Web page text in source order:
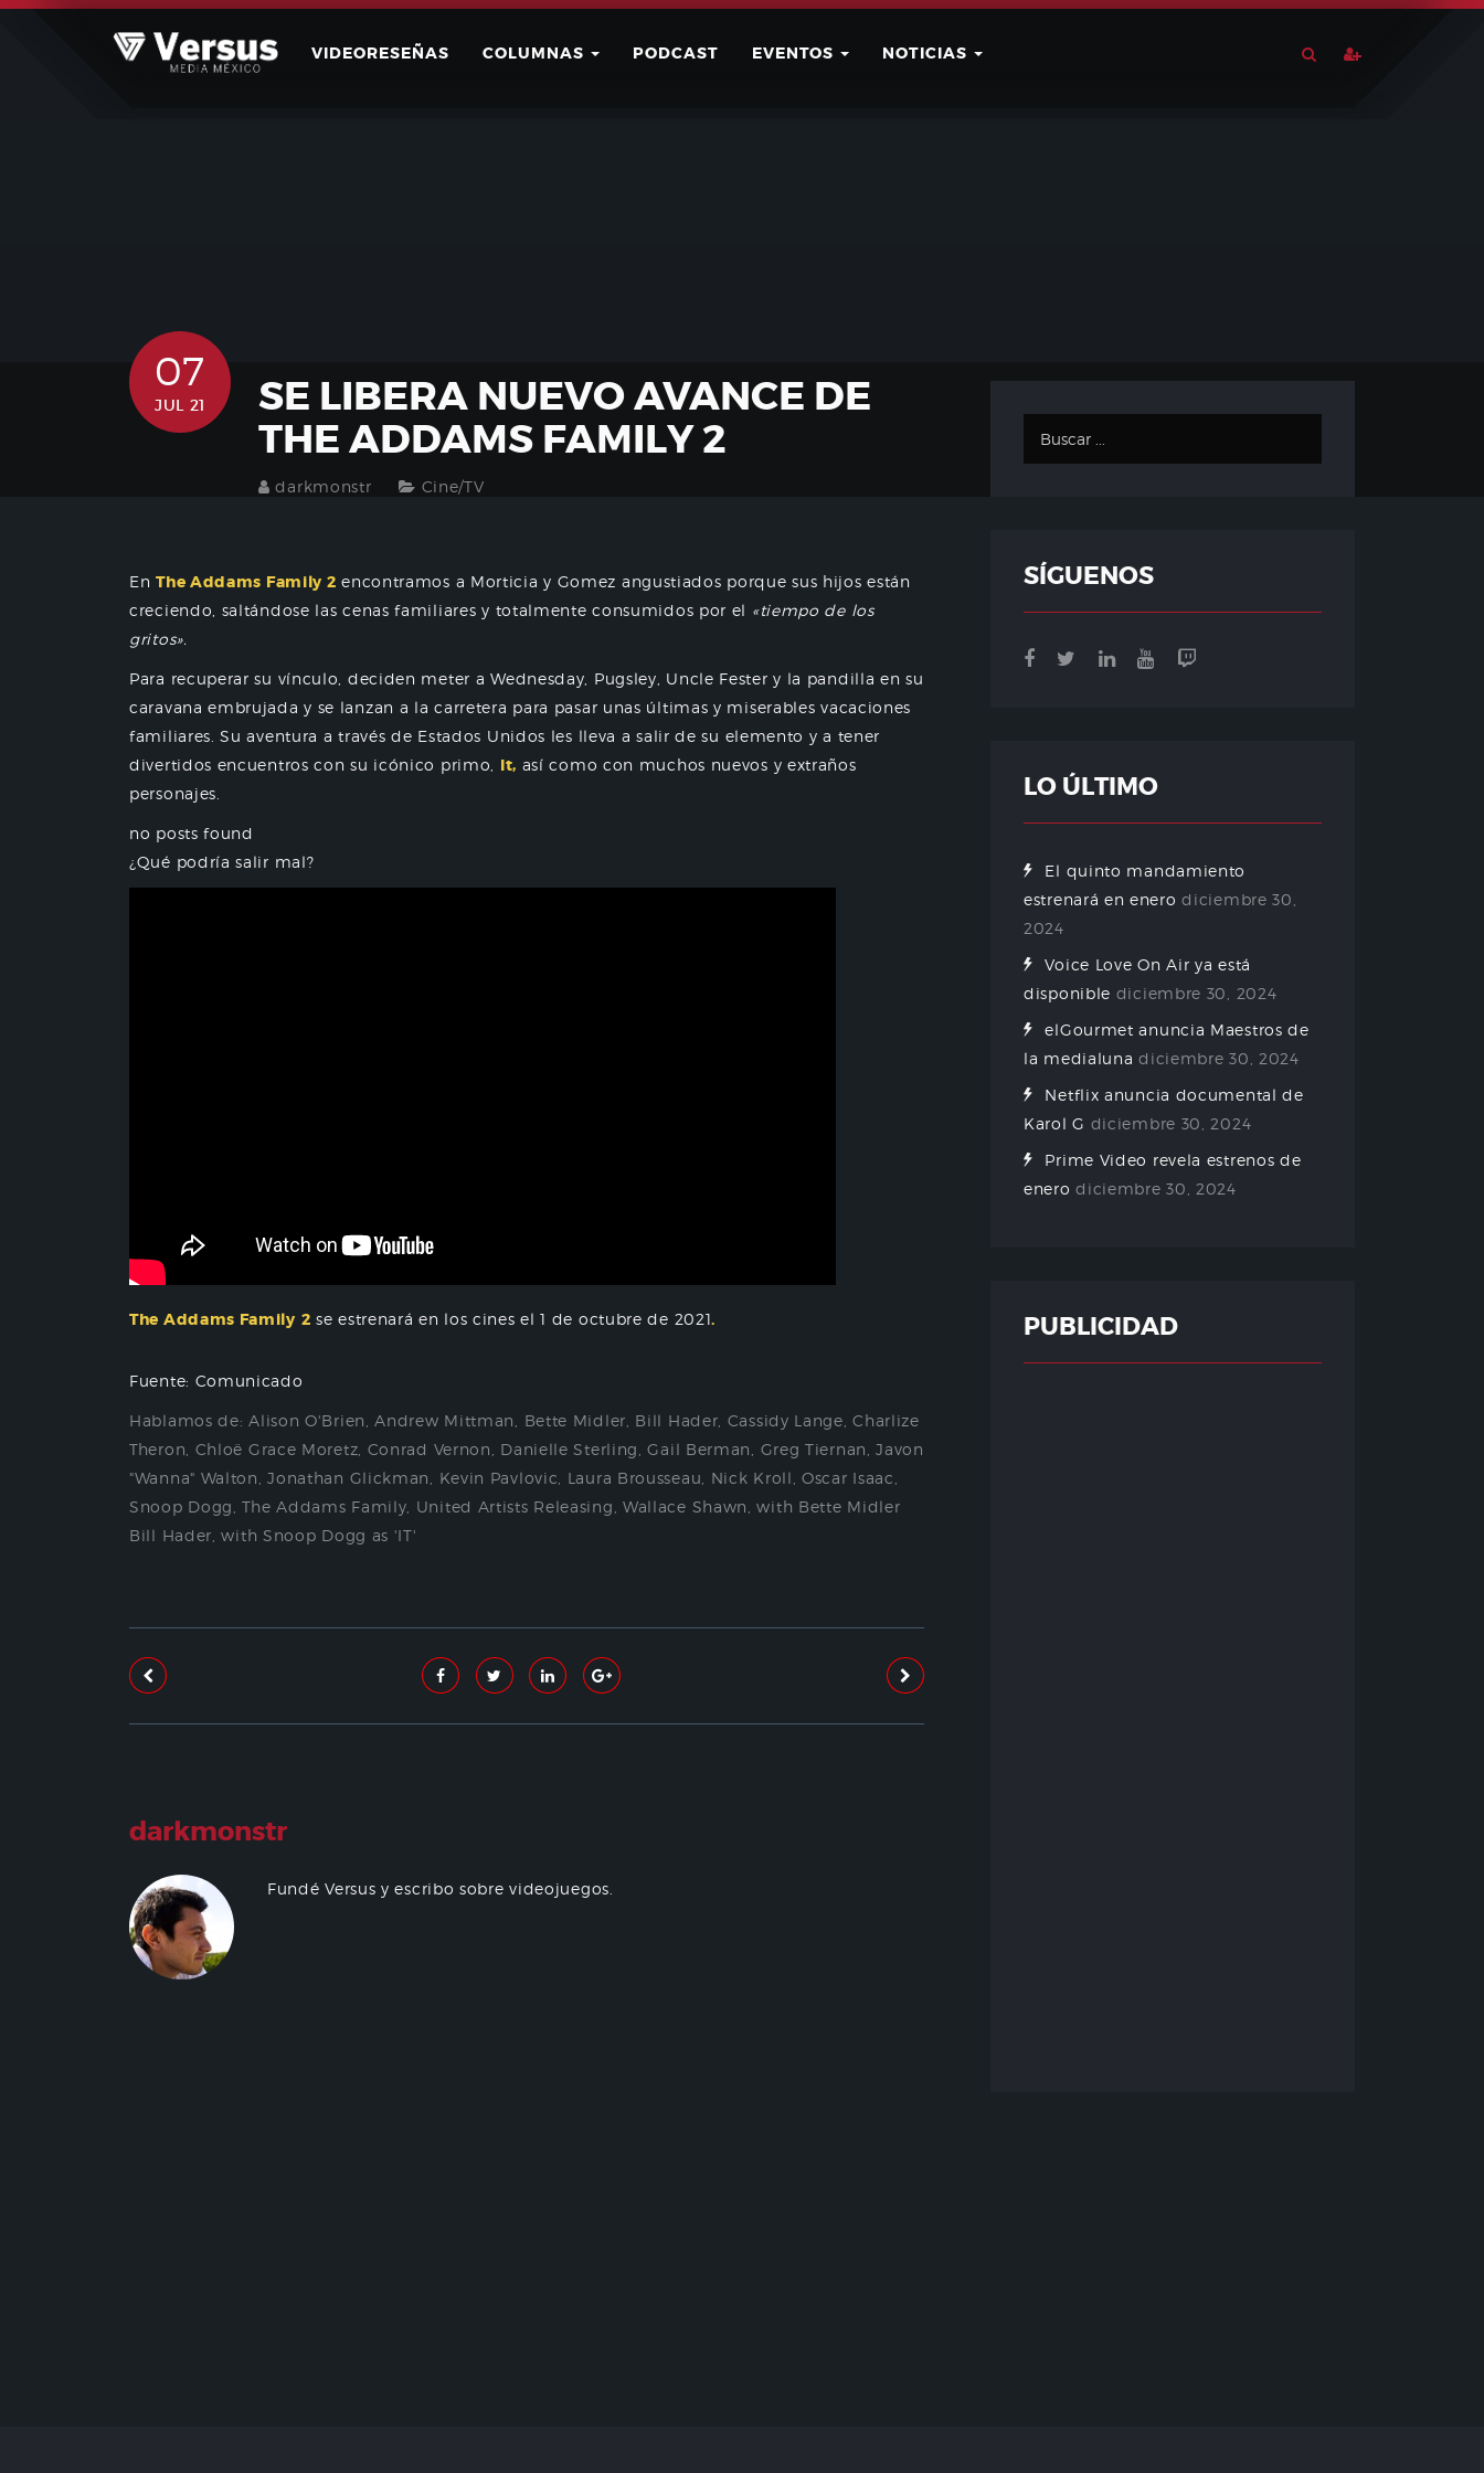
Skip
VIDEORESEÑAS COLUMNAS PODCAST EVENTOS NOTICIAS
07
JUL 21
SE LIBERA NUEVO AVANCE DE
THE ADDAMS FAMILY 2
darkmonstr Cine/TV
EnThe Addams Family 2 encontramos a Morticia y Gomez angustiados porque sus hijos están
creciendo, saltándose las cenas familiares y totalmente consumidos por el «tiempo de los
gritos».
Para recuperar su vínculo, deciden meter a Wednesday, Pugsley, Uncle Fester y la pandilla en su
caravana embrujada y se lanzan a la carretera para pasar unas últimas y miserables vacaciones
familiares. Su aventura a través de Estados Unidos les lleva a salir de su elemento y a tener
divertidos encuentros con su icónico primo, It, así como con muchos nuevos y extraños
personajes.
no posts found
¿Qué podría salir mal?
The Addams Family 2 se estrenará en los cines el 1 de octubre de 2021.
Fuente: Comunicado
Hablamos de:Alison O'Brien ,Andrew Mittman Bette Midler Bill Hader Cassidy Lange ,Charlize
Theron Chloë Grace Moretz Conrad Vernon Danielle Sterling ,Gail Berman Greg Tiernan ,Javon
"Wanna" Walton ,Jonathan Glickman Kevin Pavlovic Laura Brousseau Nick Kroll ,Oscar Isaac
Snoop Dogg ,The Addams Family United Artists Releasing Wallace Shawn ,with Bette Midler
Bill Hader ,with Snoop Dogg as 'IT'
darkmonstr
Fundé Versus y escribo sobre videojuegos.
SÍGUENOS
LO ÚLTIMO
El quinto mandamiento
estrenará en enero diciembre 30,
2024
Voice Love On Air ya está
disponible diciembre 30, 2024
elGourmet anuncia Maestros de
la medialuna diciembre 30, 2024
Netflix anuncia documental de
Karol G diciembre 30, 2024
Prime Video revela estrenos de
enero diciembre 30, 2024
PUBLICIDAD